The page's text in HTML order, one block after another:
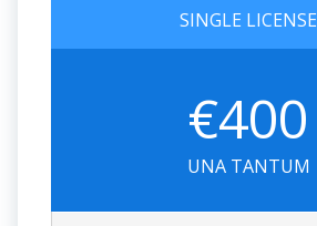
SINGLE LICENSE
€400
UNA TANTUM